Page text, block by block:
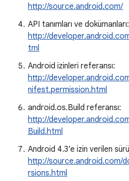
http://source.android.com/
API tanımları ve dokümanları:
http://
tml
Android izinleri referansı:
http://
nifest.permission.html
android.os.Build referansı:
http://
Build.html
Android 4.3'e izin verilen
http://source.android.com/
rsions.html